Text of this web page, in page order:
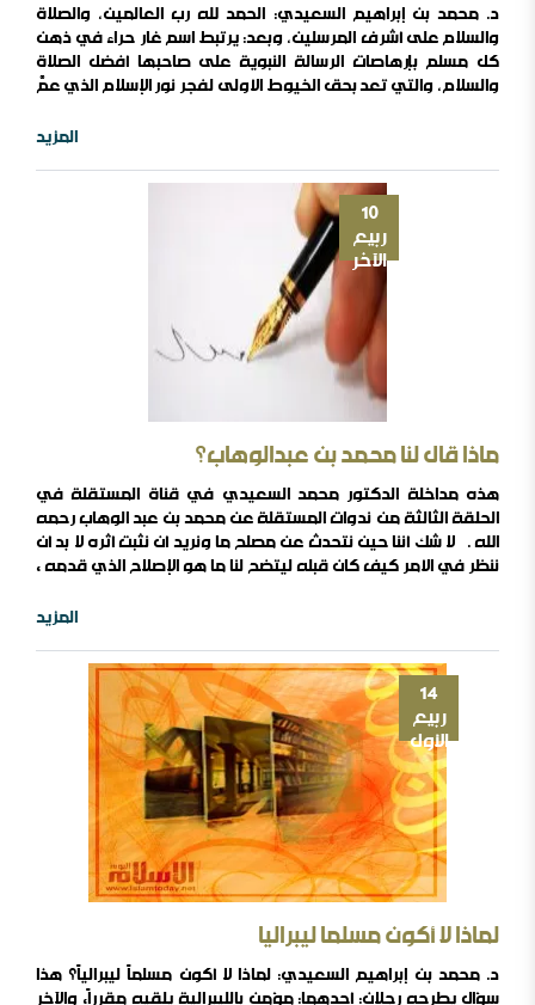
د. محمد بن إبراهيم السعيدي: الحمد لله رب العالمين، والصلاة
والسلام على أشرف المرسلين، وبعد: يرتبط اسم غار حراء في ذهن
كل مسلم بإرهاصات الرسالة النبوية على صاحبها أفضل الصلاة
والسلام، والتي تعد بحق الخيوط الأولى لفجر نور الإسلام الذي عمَّ
أن غار ثور يرتبط بالخطوات الأولى للهجرة العظيمة التي هي في
المزيد
10
ربيع
الآخر
ماذا قال لنا محمد بن عبدالوهاب؟
هذه مداخلة الدكتور محمد السعيدي في قناة المستقلة في
الحلقة الثالثة من ندوات المستقلة عن محمد بن عبد الوهاب رحمه
الله . لا شك أننا حين نتحدث عن مصلح ما ونريد أن نثبت أثره لا بد أن
ننظر في الأمر كيف كان قبله ليتضح لنا ما هو الإصلاح الذي قدمه ,
المزيد
14
ربيع
الأول
لماذا لا أكون مسلما ليبراليا
د. محمد بن إبراهيم السعيدي: لماذا لا أكون مسلماً ليبرالياً؟ هذا
سؤال يطرحه رجلان: أحدهما: مؤمن بالليبرالية يلقيه مقرراً, والآخر